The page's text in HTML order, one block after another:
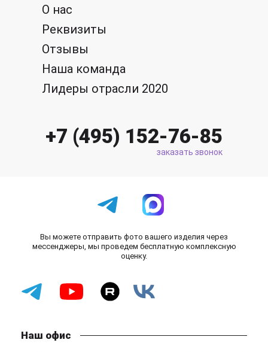
О нас
Реквизиты
Отзывы
Наша команда
Лидеры отрасли 2020
+7 (495) 152-76-85
заказать звонок
Вы можете отправить фото вашего изделия через
мессенджеры, мы проведем бесплатную комплексную
оценку.
Наш офис